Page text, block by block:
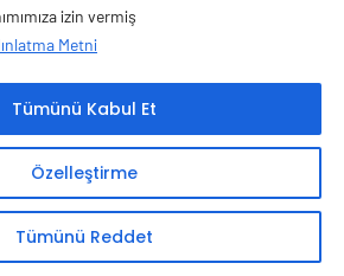
izin vermiş
Metni
Özelleştirme
Tümünü Reddet
Tümünü Kabul Et
Soğutma İnşaat Ltd Şti | Tüm Hakları Saklıdır.